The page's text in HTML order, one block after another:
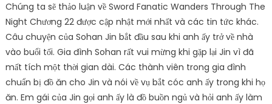
Chúng ta sẽ thảo luận về Sword Fanatic Wanders Through The
Night Chương 22 được cập nhật mới nhất và các tin tức khác.
Câu chuyện của Sohan Jin bắt đầu sau khi anh ấy trở về nhà
vào buổi tối. Gia đình Sohan rất vui mừng khi gặp lại Jin vì đã
mất tích một thời gian dài. Các thành viên trong gia đình
chuẩn bị đồ ăn cho Jin và nói về vụ bắt cóc anh ấy trong khi họ
ăn. Em gái của Jin gọi anh ấy là đồ buồn ngủ và hỏi anh ấy làm